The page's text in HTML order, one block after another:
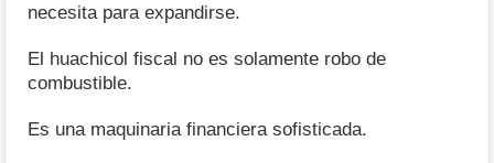
necesita para expandirse.
El huachicol fiscal no es solamente robo de
combustible.
Es una maquinaria financiera sofisticada.